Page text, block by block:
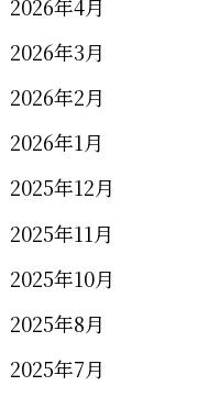
2026年4月
2026年3月
2026年2月
2026年1月
2025年12月
2025年11月
2025年10月
2025年8月
2025年7月